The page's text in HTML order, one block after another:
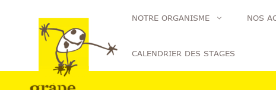
NOTRE ORGANISME NOS
CALENDRIER DES STAGES